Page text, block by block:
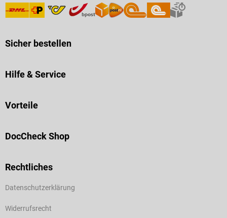
Sicher bestellen
Hilfe & Service
Vorteile
DocCheck Shop
Rechtliches
Datenschutzerklärung
Widerrufsrecht